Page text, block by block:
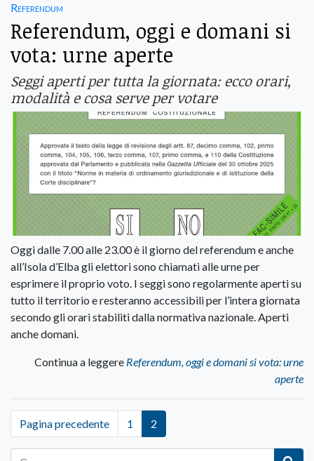
Referendum
Referendum, oggi e domani si
vota: urne aperte
Seggi aperti per tutta la giornata: ecco orari,
modalità e cosa serve per votare
Oggi dalle 7.00 alle 23.00 è il giorno del referendum e anche
all’Isola d’Elba gli elettori sono chiamati alle urne per
esprimere il proprio voto. I seggi sono regolarmente aperti su
tutto il territorio e resteranno accessibili per l’intera giornata
secondo gli orari stabiliti dalla normativa nazionale. Aperti
anche domani.
Continua a leggere Referendum, oggi e domani si vota: urne
aperte
Pagina precedente 1 2